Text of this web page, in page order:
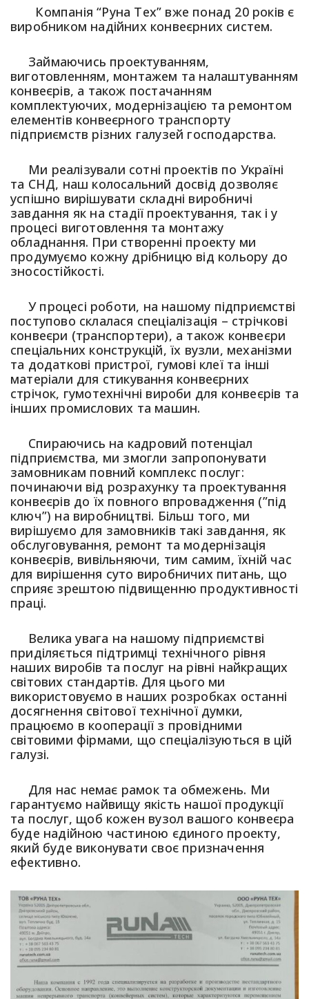
Компанія “Руна Тех” вже понад 20 років є
виробником надійних конвеєрних систем.
Займаючись проектуванням,
виготовленням, монтажем та налаштуванням
конвеєрів, а також постачанням
комплектуючих, модернізацією та ремонтом
елементів конвеєрного транспорту
підприємств різних галузей господарства.
Ми реалізували сотні проектів по Україні
та СНД, наш колосальний досвід дозволяє
успішно вирішувати складні виробничі
завдання як на стадії проектування, так і у
процесі виготовлення та монтажу
обладнання. При створенні проекту ми
продумуємо кожну дрібницю від кольору до
зносостійкості.
У процесі роботи, на нашому підприємстві
поступово склалася спеціалізація – стрічкові
конвеєри (транспортери), а також конвеєри
спеціальних конструкцій, їх вузли, механізми
та додаткові пристрої, гумові клеї та інші
матеріали для стикування конвеєрних
стрічок, гумотехнічні вироби для конвеєрів та
інших промислових та машин.
Спираючись на кадровий потенціал
підприємства, ми змогли запропонувати
замовникам повний комплекс послуг:
починаючи від розрахунку та проектування
конвеєрів до їх повного впровадження (”під
ключ”) на виробництві. Більш того, ми
вирішуємо для замовників такі завдання, як
обслуговування, ремонт та модернізація
конвеєрів, вивільняючи, тим самим, їхній час
для вирішення суто виробничих питань, що
сприяє зрештою підвищенню продуктивності
праці.
Велика увага на нашому підприємстві
приділяється підтримці технічного рівня
наших виробів та послуг на рівні найкращих
світових стандартів. Для цього ми
використовуємо в наших розробках останні
досягнення світової технічної думки,
працюємо в кооперації з провідними
світовими фірмами, що спеціалізуються в цій
галузі.
Для нас немає рамок та обмежень. Ми
гарантуємо найвищу якість нашої продукції
та послуг, щоб кожен вузол вашого конвеєра
буде надійною частиною єдиного проекту,
який буде виконувати своє призначення
ефективно.